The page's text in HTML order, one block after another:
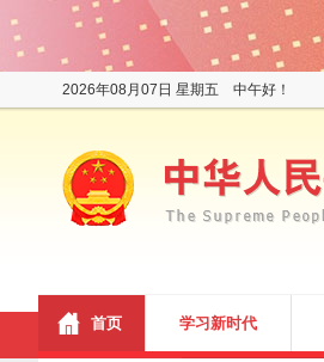
2026年08月07日 星期五 中午好！
首页 学习新时代